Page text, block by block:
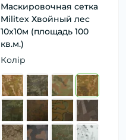
Маскировочная сетка
Militex Хвойный лес
10х10м (площадь 100
кв.м.)
Колір